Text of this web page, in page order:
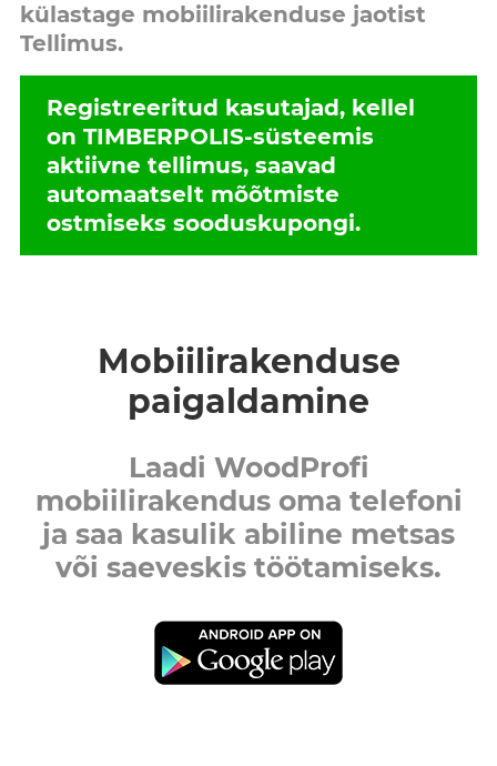
külastage mobiilirakenduse jaotist
Tellimus.
Registreeritud kasutajad, kellel
on TIMBERPOLIS-süsteemis
aktiivne tellimus, saavad
automaatselt mõõtmiste
ostmiseks sooduskupongi.
Mobiilirakenduse
paigaldamine
Laadi WoodProfi
mobiilirakendus oma telefoni
ja saa kasulik abiline metsas
või saeveskis töötamiseks.